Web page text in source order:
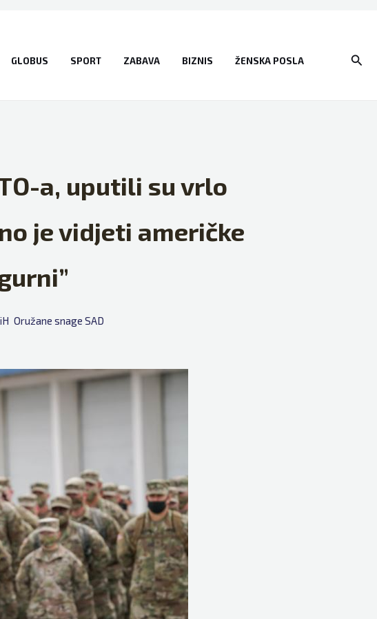
GLOBUS SPORT ZABAVA BIZNIS ŽENSKA POSLA
a, uputili su vrlo
je vidjeti američke
Oružane snage SAD